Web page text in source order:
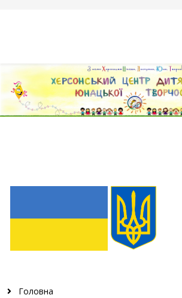
Головна